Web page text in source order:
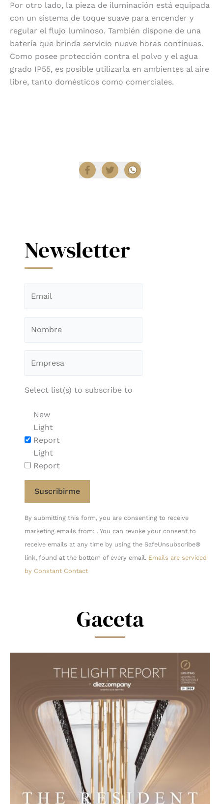
Por otro lado, la pieza de iluminación está equipada
con un sistema de toque suave para encender y
regular el flujo luminoso. También dispone de una
batería que brinda servicio nueve horas continuas.
Como posee protección contra el polvo y el agua
grado IP55, es posible utilizarla en ambientes al aire
libre, tanto domésticos como comerciales.
Newsletter
Select list(s) to subscribe to
New
Light
Report
Light
Report
Constant
Contact
Use.
Please
leave
By submitting this form, you are consenting to receive
marketing emails from: . You can revoke your consent to
receive emails at any time by using the SafeUnsubscribe®
link, found at the bottom of every email. Emails are serviced
by Constant Contact
Gaceta